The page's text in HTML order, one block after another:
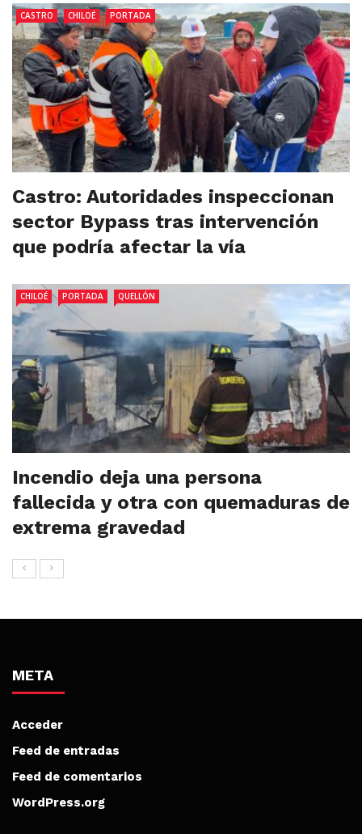
CASTRO CHILOÉ PORTADA
Castro: Autoridades inspeccionan
sector Bypass tras intervención
que podría afectar la vía
CHILOÉ PORTADA QUELLÓN
Incendio deja una persona
fallecida y otra con quemaduras de
extrema gravedad
META
Acceder
Feed de entradas
Feed de comentarios
WordPress.org